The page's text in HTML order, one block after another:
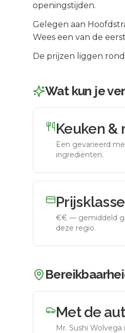
openingstijden.
Gelegen aan
Wees een van de
De prijzen liggen
Wat kun je
Keuken &
Een gevarieerd
ingrediënten.
Prijsklasse
€€ — gemiddeld
deze regio.
Met de
Mr. Sushi Wolvega